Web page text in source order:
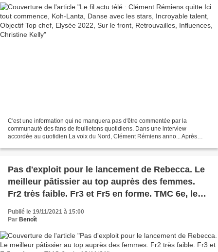
C'est une information qui ne manquera pas d'être commentée par la
communauté des fans de feuilletons quotidiens. Dans une interview
accordée au quotidien La voix du Nord, Clément Rémiens anno... Après
Pas d'exploit pour le lancement de Rebecca. Le
meilleur pâtissier au top auprès des femmes.
Fr2 très faible. Fr3 et Fr5 en forme. TMC 6e, le
Publié le 19/11/2021 à 15:00
Par Benoît